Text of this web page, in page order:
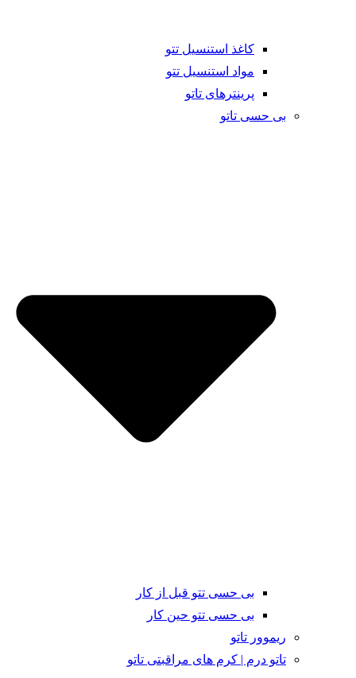
کاغذ استنسیل تتو
مواد استنسیل تتو
پرینترهای تاتو
بی حسی تاتو
بی حسی تتو قبل از کار
بی حسی تتو حین کار
ریموور تاتو
تاتو درم | کرم های مراقبتی تاتو